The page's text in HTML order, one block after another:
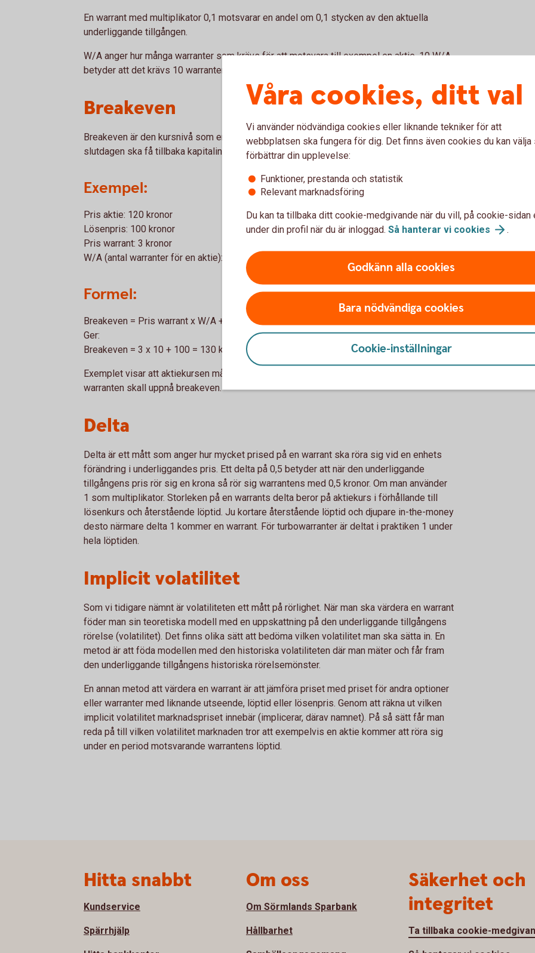
En warrant med multiplikator 0,1 motsvarar en andel om 0,1 stycken av den aktuella
underliggande tillgången.
W/A anger hur många warranter som krävs för att motsvara till exempel en aktie. 10 W/A
betyder att det krävs 10 warranter för att motsvara till exempel en aktie.
Breakeven
Breakeven är den kursnivå som en underliggande tillgång måste uppnå för man på
slutdagen ska få tillbaka kapitalinsatsen i en warrant.
Exempel:
Pris aktie: 120 kronor
Lösenpris: 100 kronor
Pris warrant: 3 kronor
W/A (antal warranter för en aktie): 10
Formel:
Breakeven = Pris warrant x W/A + Lösenpris
Ger:
Breakeven = 3 x 10 + 100 = 130 kronor
Exemplet visar att aktiekursen måste vara 130 kronor på slutdagen för att den aktuella
warranten skall uppnå breakeven.
Delta
Delta är ett mått som anger hur mycket prised på en warrant ska röra sig vid en enhets
förändring i underliggandes pris. Ett delta på 0,5 betyder att när den underliggande
tillgångens pris rör sig en krona så rör sig warrantens med 0,5 kronor. Om man använder
1 som multiplikator. Storleken på en warrants delta beror på aktiekurs i förhållande till
lösenkurs och återstående löptid. Ju kortare återstående löptid och djupare in-the-money
desto närmare delta 1 kommer en warrant. För turbowarranter är deltat i praktiken 1 under
hela löptiden.
Implicit volatilitet
Som vi tidigare nämnt är volatiliteten ett mått på rörlighet. När man ska värdera en warrant
föder man sin teoretiska modell med en uppskattning på den underliggande tillgångens
rörelse (volatilitet). Det finns olika sätt att bedöma vilken volatilitet man ska sätta in. En
metod är att föda modellen med den historiska volatiliteten där man mäter och får fram
den underliggande tillgångens historiska rörelsemönster.
En annan metod att värdera en warrant är att jämföra priset med priset för andra optioner
eller warranter med liknande utseende, löptid eller lösenpris. Genom att räkna ut vilken
implicit volatilitet marknadspriset innebär (implicerar, därav namnet). På så sätt får man
reda på till vilken volatilitet marknaden tror att exempelvis en aktie kommer att röra sig
under en period motsvarande warrantens löptid.
Våra cookies, ditt val
Vi använder nödvändiga cookies eller liknande tekniker för att
webbplatsen ska fungera för dig. Det finns även cookies du kan välja
förbättrar din upplevelse:
Funktioner, prestanda och statistik
Relevant marknadsföring
Du kan ta tillbaka ditt cookie-medgivande när du vill, på cookie-sidan
under din profil när du är inloggad. Så hanterar vi cookies .
Godkänn alla cookies
Bara nödvändiga cookies
Cookie-inställningar
Hitta snabbt
Kundservice
Spärrhjälp
Om oss
Om Sörmlands Sparbank
Hållbarhet
Säkerhet och
integritet
Ta tillbaka cookie-